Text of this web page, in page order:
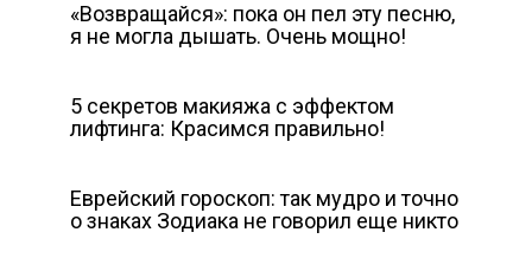
«Возвращайся»: пока он пел эту песню,
я не могла дышать. Очень мощно!
5 секретов макияжа с эффектом
лифтинга: Красимся правильно!
Еврейский гороскоп: так мудро и точно
о знаках Зодиака не говорил еще никто